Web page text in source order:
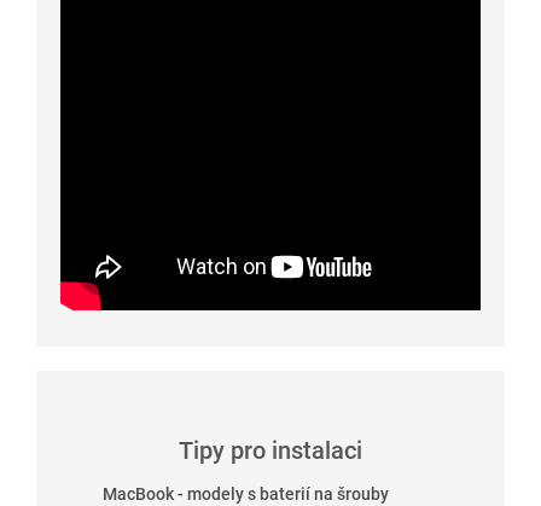
Tipy pro instalaci
MacBook - modely s baterií na šrouby